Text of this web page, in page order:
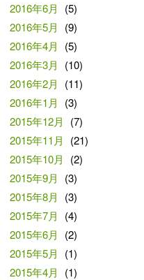
2016年6月
(5)
2016年5月
(9)
2016年4月
(5)
2016年3月
(10)
2016年2月
(11)
2016年1月
(3)
2015年12月
(7)
2015年11月
(21)
2015年10月
(2)
2015年9月
(3)
2015年8月
(3)
2015年7月
(4)
2015年6月
(2)
2015年5月
(1)
2015年4月
(1)